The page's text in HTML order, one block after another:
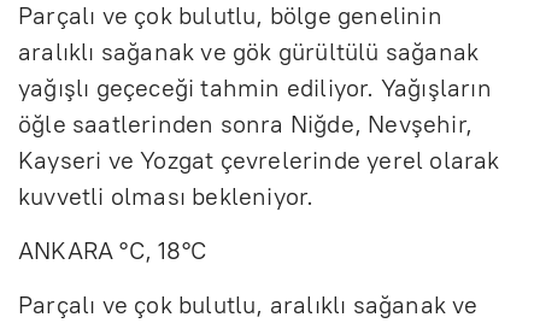
Parçalı ve çok bulutlu, bölge genelinin
aralıklı sağanak ve gök gürültülü sağanak
yağışlı geçeceği tahmin ediliyor. Yağışların
öğle saatlerinden sonra Niğde, Nevşehir,
Kayseri ve Yozgat çevrelerinde yerel olarak
kuvvetli olması bekleniyor.
ANKARA °C, 18°C
Parçalı ve çok bulutlu, aralıklı sağanak ve